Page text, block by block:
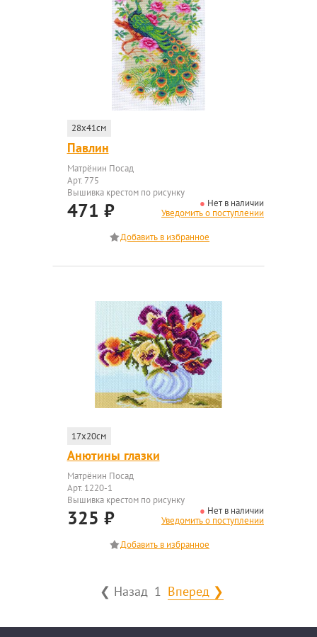
28x41см
Павлин
Матрёнин Посад
Арт. 775
Вышивка крестом по рисунку
471 ₽
Нет в наличии
Уведомить о поступлении
17x20см
Анютины глазки
Матрёнин Посад
Арт. 1220-1
Вышивка крестом по рисунку
325 ₽
Нет в наличии
Уведомить о поступлении
❮ Назад 1 Вперед ❯